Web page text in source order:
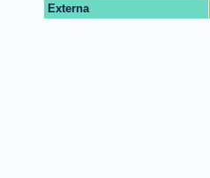
Externa